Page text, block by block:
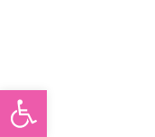
פתח